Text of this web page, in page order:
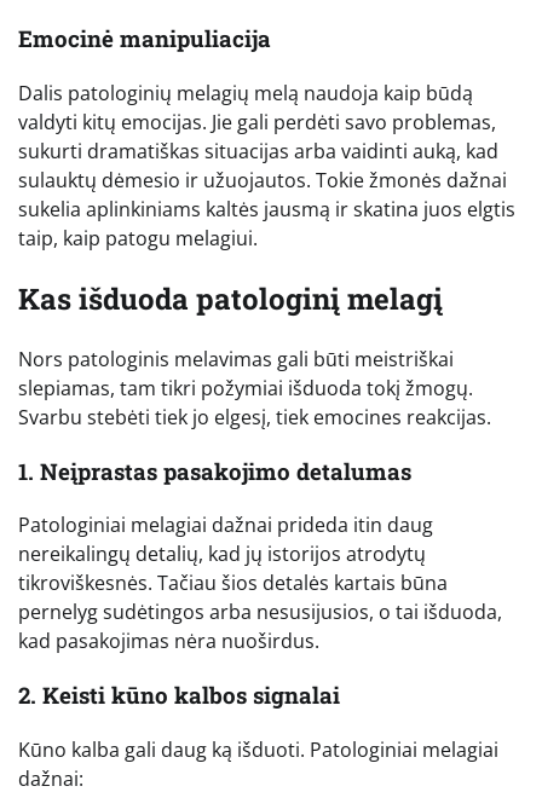
Emocinė manipuliacija
Dalis patologinių melagių melą naudoja kaip būdą
valdyti kitų emocijas. Jie gali perdėti savo problemas,
sukurti dramatiškas situacijas arba vaidinti auką, kad
sulauktų dėmesio ir užuojautos. Tokie žmonės dažnai
sukelia aplinkiniams kaltės jausmą ir skatina juos elgtis
taip, kaip patogu melagiui.
Kas išduoda patologinį melagį
Nors patologinis melavimas gali būti meistriškai
slepiamas, tam tikri požymiai išduoda tokį žmogų.
Svarbu stebėti tiek jo elgesį, tiek emocines reakcijas.
1. Neįprastas pasakojimo detalumas
Patologiniai melagiai dažnai prideda itin daug
nereikalingų detalių, kad jų istorijos atrodytų
tikroviškesnės. Tačiau šios detalės kartais būna
pernelyg sudėtingos arba nesusijusios, o tai išduoda,
kad pasakojimas nėra nuoširdus.
2. Keisti kūno kalbos signalai
Kūno kalba gali daug ką išduoti. Patologiniai melagiai
dažnai: